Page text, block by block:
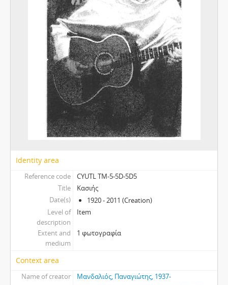
Identity area
Reference code
CYUTL TM-5-5D-5D5
Title
Κασιής
Date(s)
1920 - 2011 (Creation)
Level of
description
Item
Extent and
medium
1 φωτογραφία
Context area
Name of creator
Μανδαλιός, Παναγιώτης, 1937-